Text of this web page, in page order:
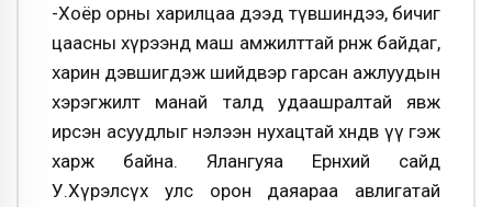
-Хоёр орны харилцаа дээд түвшиндээ, бичиг
цаасны хүрээнд маш амжилттай өрнөж байдаг,
харин дэвшигдэж шийдвэр гарсан ажлуудын
хэрэгжилт манай талд удаашралтай явж
ирсэн асуудлыг нэлээн нухацтай хөндөв үү гэж
харж байна. Ялангуяа Ерөнхий сайд
У.Хүрэлсүх улс орон даяараа авлигатай